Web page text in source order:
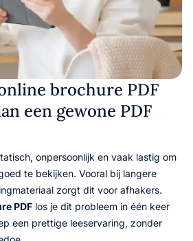
brochure PDF
een gewone PDF
onpersoonlijk en vaak lastig om
te bekijken. Vooral bij langere
zorgt dit voor afhakers.
PDF los je dit probleem in één keer
een prettige leeservaring, zonder